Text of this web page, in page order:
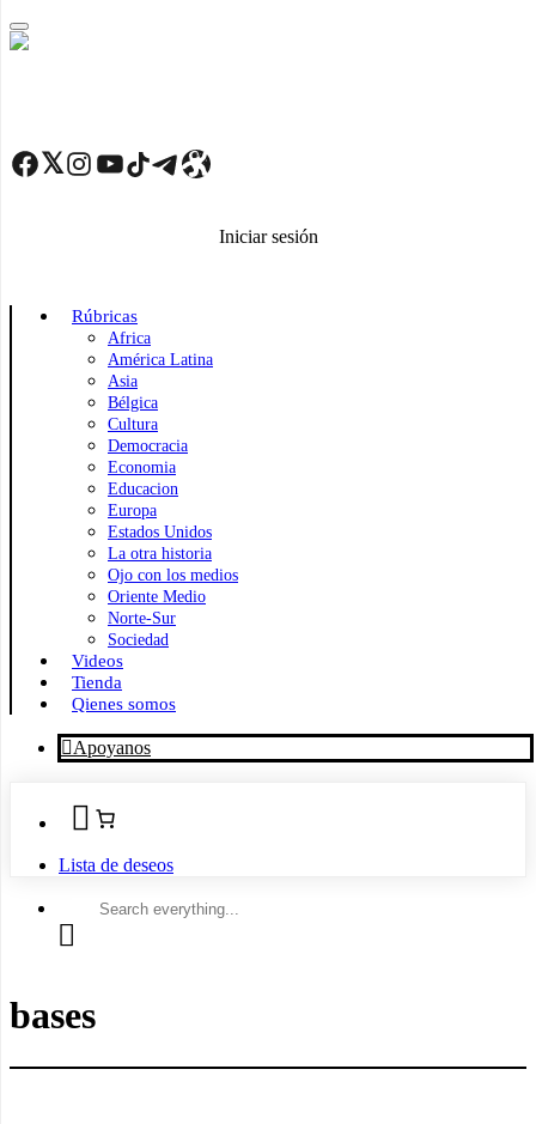
Skip
to
Facebook Twitter Instagram YouTube TikTok Telegram Enlace
Iniciar sesión
Rúbricas
Africa
América Latina
Asia
Bélgica
Cultura
Democracia
Economia
Educacion
Europa
Estados Unidos
La otra historia
Ojo con los medios
Oriente Medio
Norte-Sur
Sociedad
Videos
Tienda
Qienes somos
Apoyanos
Lista de deseos
Search
bases